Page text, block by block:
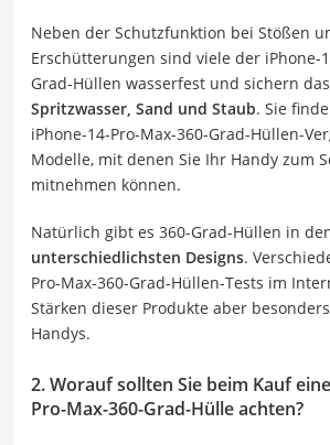
Neben der Schutzfunktion bei Stößen
Erschütterungen sind viele der iPhone-
Grad-Hüllen wasserfest und sichern
Spritzwasser, Sand und Staub. Sie
iPhone-14-Pro-Max-360-Grad-Hüllen-
Modelle, mit denen Sie Ihr Handy zum
mitnehmen können.
Natürlich gibt es 360-Grad-Hüllen in
unterschiedlichsten Designs.
Pro-Max-360-Grad-Hüllen-Tests im
Stärken dieser Produkte aber
Handys.
2.Worauf sollten Sie beim Kauf
Pro-Max-360-Grad-Hülleachten?